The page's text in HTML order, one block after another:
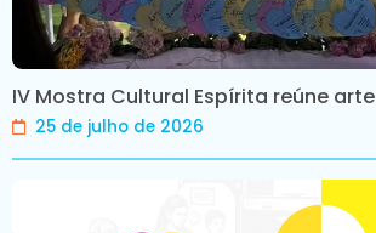
IV Mostra Cultural Espírita reúne arte
25 de julho de 2026